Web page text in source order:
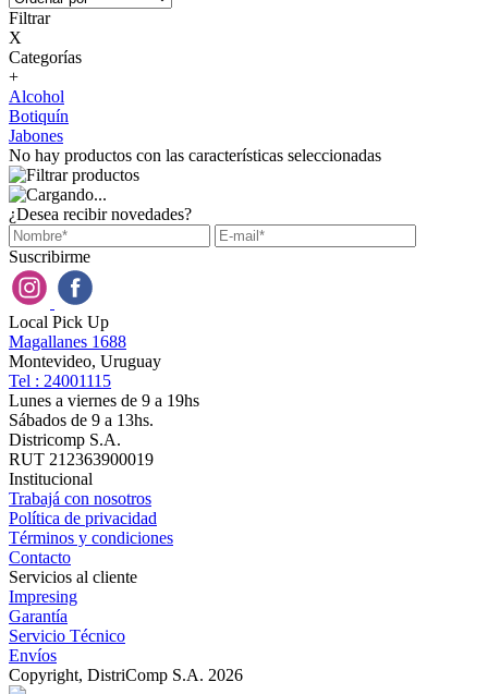
Filtrar
X
Categorías
+
Alcohol
Botiquín
Jabones
No hay productos con las características seleccionadas
¿Desea recibir novedades?
Suscribirme
Local Pick Up
Magallanes 1688
Montevideo, Uruguay
Tel : 24001115
Lunes a viernes de 9 a 19hs
Sábados de 9 a 13hs.
Districomp S.A.
RUT 212363900019
Institucional
Trabajá con nosotros
Política de privacidad
Términos y condiciones
Contacto
Servicios al cliente
Impresing
Garantía
Servicio Técnico
Envíos
Copyright, DistriComp S.A. 2026